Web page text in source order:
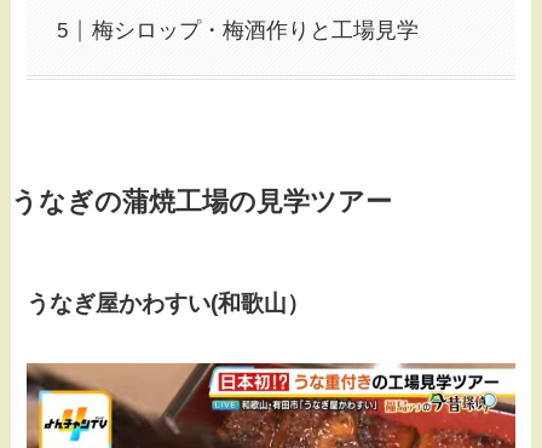
梅シロップ・梅酒作りと工場見学
うなぎの蒲焼工場の見学ツアー
うなぎ屋かわすい(和歌山）